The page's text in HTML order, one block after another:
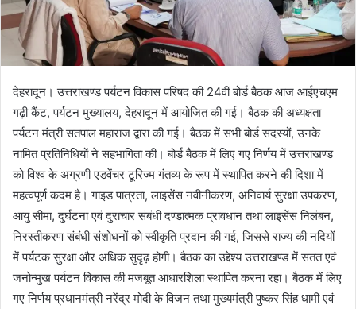
देहरादून। उत्तराखण्ड पर्यटन विकास परिषद की 24वीं बोर्ड बैठक आज आईएचएम
गढ़ी कैंट, पर्यटन मुख्यालय, देहरादून में आयोजित की गई। बैठक की अध्यक्षता
पर्यटन मंत्री सतपाल महाराज द्वारा की गई। बैठक में सभी बोर्ड सदस्यों, उनके
नामित प्रतिनिधियों ने सहभागिता की। बोर्ड बैठक में लिए गए निर्णय में उत्तराखण्ड
को विश्व के अग्रणी एडवेंचर टूरिज्म गंतव्य के रूप में स्थापित करने की दिशा में
महत्वपूर्ण कदम है। गाइड पात्रता, लाइसेंस नवीनीकरण, अनिवार्य सुरक्षा उपकरण,
आयु सीमा, दुर्घटना एवं दुराचार संबंधी दण्डात्मक प्रावधान तथा लाइसेंस निलंबन,
निरस्तीकरण संबंधी संशोधनों को स्वीकृति प्रदान की गई, जिससे राज्य की नदियों
में पर्यटक सुरक्षा और अधिक सुदृढ़ होगी। बैठक का उद्देश्य उत्तराखण्ड में सतत एवं
जनोन्मुख पर्यटन विकास की मजबूत आधारशिला स्थापित करना रहा। बैठक में लिए
गए निर्णय प्रधानमंत्री नरेंद्र मोदी के विजन तथा मुख्यमंत्री पुष्कर सिंह धामी एवं